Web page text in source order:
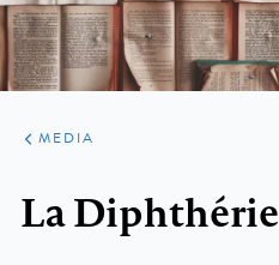
ARTIKELEN
VARIA
MEDIA
La Diphthérie